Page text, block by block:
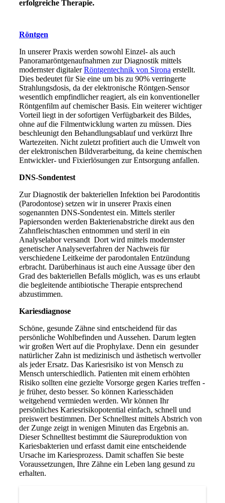
erfolgreiche Therapie.
Röntgen
In unserer Praxis werden sowohl Einzel- als auch
Panoramaröntgenaufnahmen zur Diagnostik mittels
modernster digitalerRöntgentechnik von Sirona erstellt.
Dies bedeutet für Sie eine um bis zu 90% verringerte
Strahlungsdosis, da der elektronische Röntgen-Sensor
wesentlich empfindlicher reagiert, als ein konventioneller
Röntgenfilm auf chemischer Basis. Ein weiterer wichtiger
Vorteil liegt in der sofortigen Verfügbarkeit des Bildes,
ohne auf die Filmentwicklung warten zu müssen. Dies
beschleunigt den Behandlungsablauf und verkürzt Ihre
Wartezeiten. Nicht zuletzt profitiert auch die Umwelt von
der elektronischen Bildverarbeitung, da keine chemischen
Entwickler- und Fixierlösungen zur Entsorgung anfallen.
DNS-Sondentest
Zur Diagnostik der bakteriellen Infektion bei Parodontitis
(Parodontose) setzen wir in unserer Praxis einen
sogenannten DNS-Sondentest ein. Mittels steriler
Papiersonden werden Bakterienabstriche direkt aus den
Zahnfleischtaschen entnommen und steril in ein
Analyselabor versandt Dort wird mittels modernster
genetischer Analyseverfahren der Nachweis für
verschiedene Leitkeime der parodontalen Entzündung
erbracht. Darüberhinaus ist auch eine Aussage über den
Grad des bakteriellen Befalls möglich, was es uns erlaubt
die begleitende antibiotische Therapie entsprechend
abzustimmen.
Kariesdiagnose
Schöne, gesunde Zähne sind entscheidend für das
persönliche Wohlbefinden und Aussehen. Darum legten
wir großen Wert auf die Prophylaxe. Denn ein gesunder
natürlicher Zahn ist medizinisch und ästhetisch wertvoller
als jeder Ersatz. Das Kariesrisiko ist von Mensch zu
Mensch unterschiedlich. Patienten mit einem erhöhten
Risiko sollten eine gezielte Vorsorge gegen Karies treffen -
je früher, desto besser. So können Kariesschäden
weitgehend vermieden werden. Wir können Ihr
persönliches Kariesrisikopotential einfach, schnell und
preiswert bestimmen. Der Schnelltest mittels Abstrich von
der Zunge zeigt in wenigen Minuten das Ergebnis an.
Dieser Schnelltest bestimmt die Säureproduktion von
Kariesbakterien und erfasst damit eine entscheidende
Ursache im Kariesprozess. Damit schaffen Sie beste
Voraussetzungen, Ihre Zähne ein Leben lang gesund zu
erhalten.